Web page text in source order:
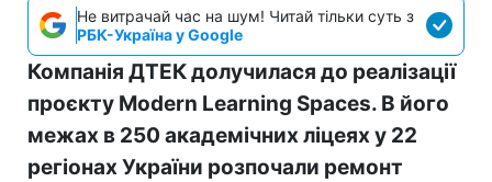
Не витрачай час на шум! Читай тільки суть з
РБК-Україна у Google
Компанія ДТЕК долучилася до реалізації
проєкту Modern Learning Spaces. В його
межах в 250 академічних ліцеях у 22
регіонах України розпочали ремонт